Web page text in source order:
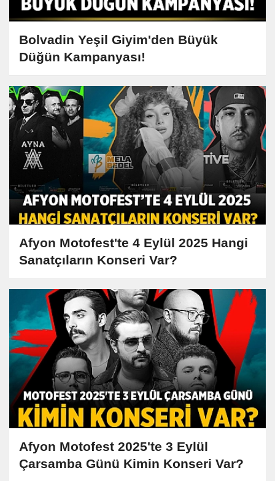
Bolvadin Yeşil Giyim'den Büyük
Düğün Kampanyası!
Afyon Motofest'te 4 Eylül 2025 Hangi
Sanatçıların Konseri Var?
Afyon Motofest 2025'te 3 Eylül
Çarsamba Günü Kimin Konseri Var?